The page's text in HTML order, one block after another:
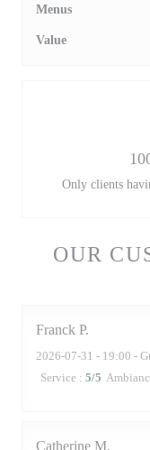
OUR
Franck P
2026-07-31 - 19:00 -
Service : 5/5
Catherine M
Menus
Value
Only clients